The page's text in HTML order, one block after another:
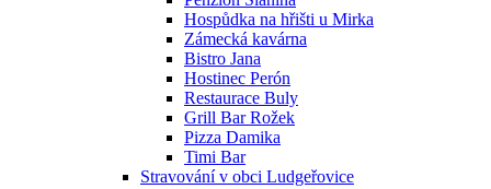
Hospůdka na hřišti u Mirka
Zámecká kavárna
Bistro Jana
Hostinec Perón
Restaurace Buly
Grill Bar Rožek
Pizza Damika
Timi Bar
Stravování v obci Ludgeřovice